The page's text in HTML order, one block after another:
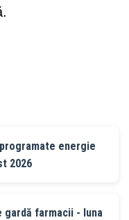
energie
2026
gardă farmacii - luna